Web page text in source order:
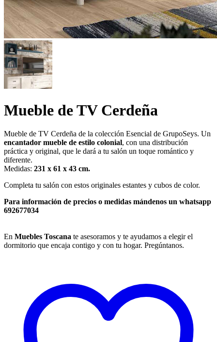
Mueble de TV Cerdeña
Mueble de TV Cerdeña de la colección Esencial de GrupoSeys. Un
encantador mueble de estilo colonial, con una distribución
práctica y original, que le dará a tu salón un toque romántico y
diferente.
Medidas: 231 x 61 x 43 cm.
Completa tu salón con estos originales estantes y cubos de color.
Para información de precios o medidas mándenos un whatsapp
692677034
En Muebles Toscana te asesoramos y te ayudamos a elegir el
dormitorio que encaja contigo y con tu hogar. Pregúntanos.